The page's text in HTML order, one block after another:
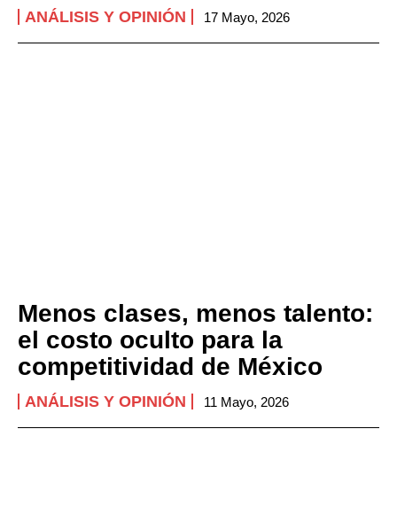
ANÁLISIS Y OPINIÓN 17 Mayo, 2026
Menos clases, menos talento:
el costo oculto para la
competitividad de México
ANÁLISIS Y OPINIÓN 11 Mayo, 2026